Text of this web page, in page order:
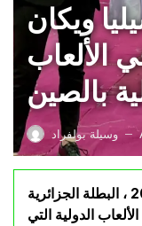
ويكان
الألعاب
بالصين
وسيلة بولفراد —
توجهت مساء اليوم الأحد 4 أوت 2025 ، البطلة الجزائرية
الدولية التي